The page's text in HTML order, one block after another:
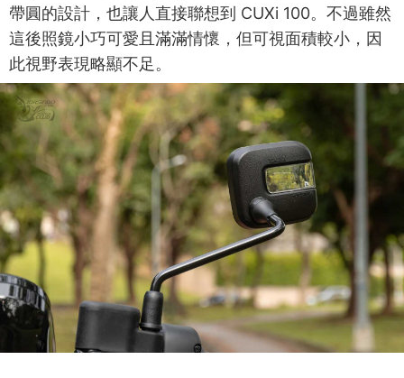
帶圓的設計，也讓人直接聯想到 CUXi 100。不過雖然
這後照鏡小巧可愛且滿滿情懷，但可視面積較小，因
此視野表現略顯不足。